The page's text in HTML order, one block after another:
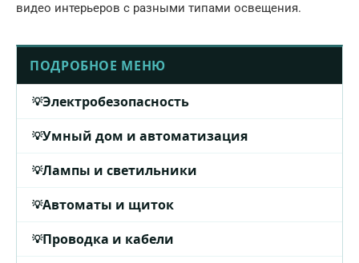
видео интерьеров с разными типами освещения.
ПОДРОБНОЕ МЕНЮ
Электробезопасность
Умный дом и автоматизация
Лампы и светильники
Автоматы и щиток
Проводка и кабели